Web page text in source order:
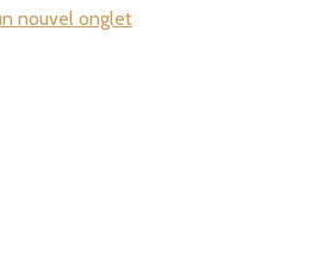
nouvel onglet